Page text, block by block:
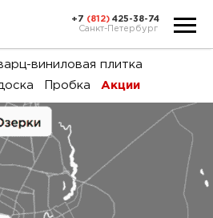
+7 (812) 425-38-74
Санкт-Петербург
виниловая плитка
Пробка Акции